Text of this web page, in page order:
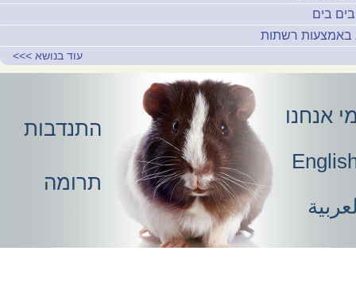
בים
באמצעות רשתות
עוד בנושא >>>
אנחנו
התנדבות
תרומה